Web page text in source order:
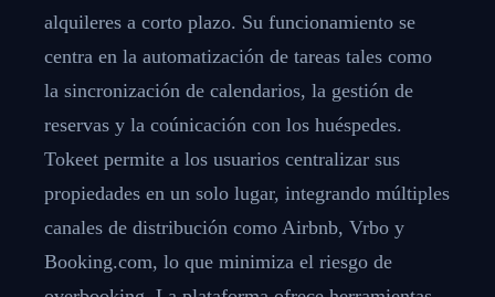
alquileres a corto plazo. Su funcionamiento se
centra en la automatización de tareas tales como
la sincronización de calendarios, la gestión de
reservas y la coúnicación con los huéspedes.
Tokeet permite a los usuarios centralizar sus
propiedades en un solo lugar, integrando múltiples
canales de distribución como Airbnb, Vrbo y
Booking.com, lo que minimiza el riesgo de